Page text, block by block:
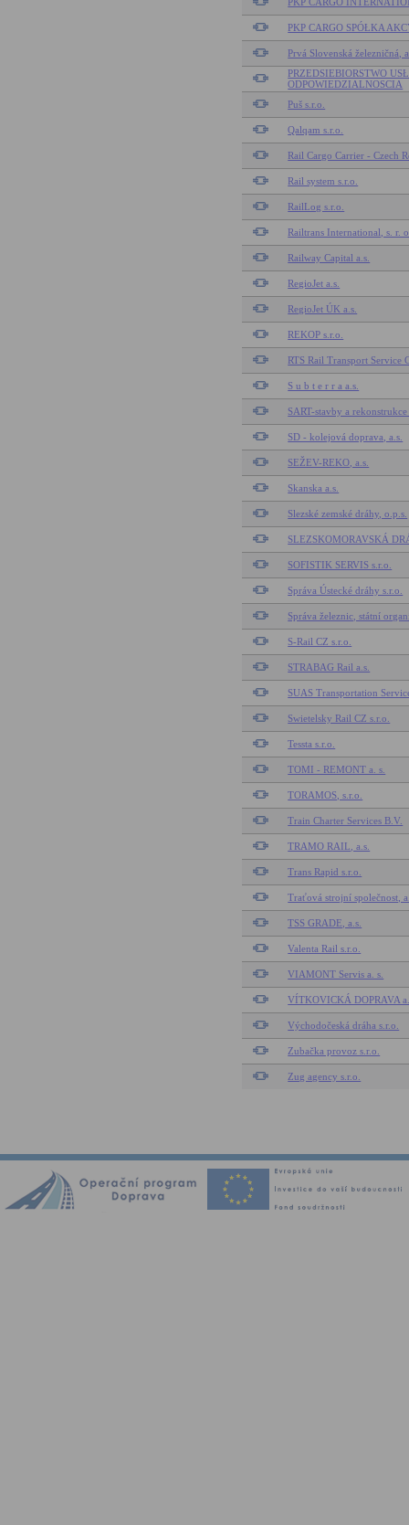
PKP CARGO SPÓŁKA
Prvá Slovenská železničná,
PRZEDSIEBIORSTWO
ODPOWIEDZIALNOSCIA
Puš s.r.o.
Qalqam s.r.o.
Rail Cargo Carrier - Czech
Rail system s.r.o.
RailLog s.r.o.
Railtrans International, s. r.
Railway Capital a.s.
RegioJet a.s.
RegioJet ÚK a.s.
REKOP s.r.o.
RTS Rail Transport Service
S u b t e r r a a.s.
SART-stavby a rekonstrukce
SD - kolejová doprava, a.s.
SEŽEV-REKO, a.s.
Skanska a.s.
Slezské zemské dráhy, o.p.s.
SLEZSKOMORAVSKÁ
SOFISTIK SERVIS s.r.o.
Správa Ústecké dráhy s.r.o.
Správa železnic, státní
S-Rail CZ s.r.o.
STRABAG Rail a.s.
SUAS Transportation
Swietelsky Rail CZ s.r.o.
Tessta s.r.o.
TOMI - REMONT a. s.
TORAMOS, s.r.o.
Train Charter Services B.V.
TRAMO RAIL, a.s.
Trans Rapid s.r.o.
Traťová strojní společnost,
TSS GRADE, a.s.
Valenta Rail s.r.o.
VIAMONT Servis a. s.
VÍTKOVICKÁ DOPRAVA
Východočeská dráha s.r.o.
Zubačka provoz s.r.o.
Zug agency s.r.o.